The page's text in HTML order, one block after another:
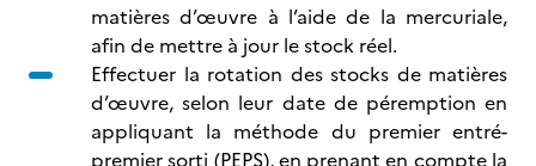
matières d’œuvre à l’aide de la mercuriale,
afin de mettre à jour le stock réel.
Effectuer la rotation des stocks de matières
d’œuvre, selon leur date de péremption en
appliquant la méthode du premier entré-
premier sorti (PEPS),en prenant en compte la